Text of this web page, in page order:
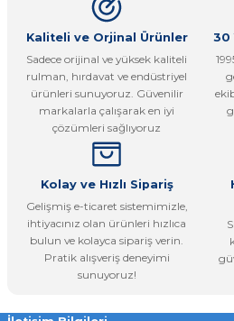
Ürün resmi kalitesiz, bozuk veya
Ürün açıklamasında eksik bilgiler
Ürün bilgilerinde hatalar bulunuyor.
Ürün fiyatı diğer sitelerden daha
Bu ürüne benzer farklı alternatifler
Gönder
Kaliteli ve Orjinal Ürünler
Sadece orijinal ve yüksek kaliteli
rulman, hırdavat ve endüstriyel
ürünleri sunuyoruz. Güvenilir
markalarla çalışarak en iyi
çözümleri sağlıyoruz
30
Kolay ve Hızlı Sipariş
Gelişmiş e-ticaret sistemimizle,
ihtiyacınız olan ürünleri hızlıca
bulun ve kolayca sipariş verin.
Pratik alışveriş deneyimi
sunuyoruz!